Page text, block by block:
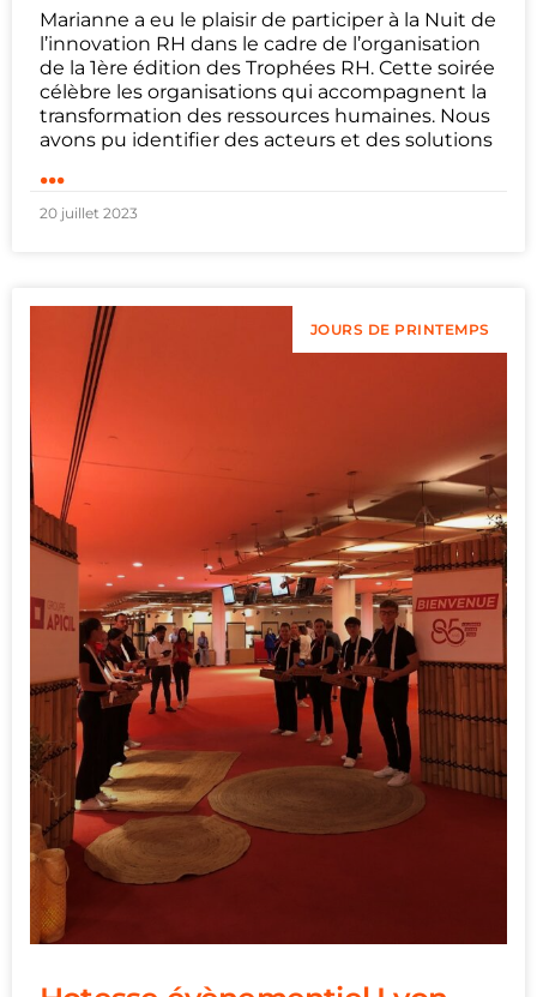
Marianne a eu le plaisir de participer à la Nuit de
l’innovation RH dans le cadre de l’organisation
de la 1ère édition des Trophées RH. Cette soirée
célèbre les organisations qui accompagnent la
transformation des ressources humaines. Nous
avons pu identifier des acteurs et des solutions
...
20 juillet 2023
JOURS DE PRINTEMPS